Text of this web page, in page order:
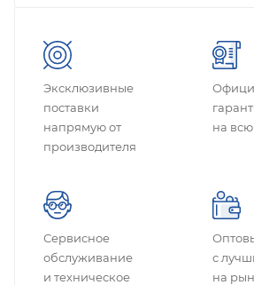
Эксклюзивные
поставки
напрямую от
производителя
на
Сервисное
обслуживание
и техническое
с
на